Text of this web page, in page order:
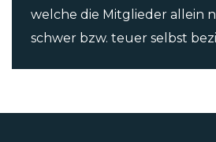
welche die Mitglieder allein
schwer bzw. teuer selbst